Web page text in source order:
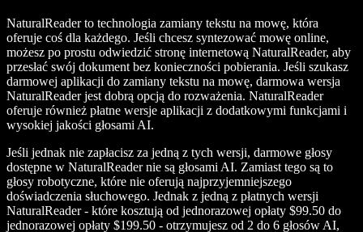
NaturalReader to technologia zamiany tekstu na mowę, która
oferuje coś dla każdego. Jeśli chcesz syntezować mowę online,
możesz po prostu odwiedzić stronę internetową NaturalReader, aby
przesłać swój dokument bez konieczności pobierania. Jeśli szukasz
darmowej aplikacji do zamiany tekstu na mowę, darmowa wersja
NaturalReader jest dobrą opcją do rozważenia. NaturalReader
oferuje również płatne wersje aplikacji z dodatkowymi funkcjami i
wysokiej jakości głosami AI.
Jeśli jednak nie zapłacisz za jedną z tych wersji, darmowe głosy
dostępne w NaturalReader nie są głosami AI. Zamiast tego są to
głosy robotyczne, które nie oferują najprzyjemniejszego
doświadczenia słuchowego. Jednak z jedną z płatnych wersji
NaturalReader - które kosztują od jednorazowej opłaty $99.50 do
jednorazowej opłaty $199.50 - otrzymujesz od 2 do 6 głosów AI,